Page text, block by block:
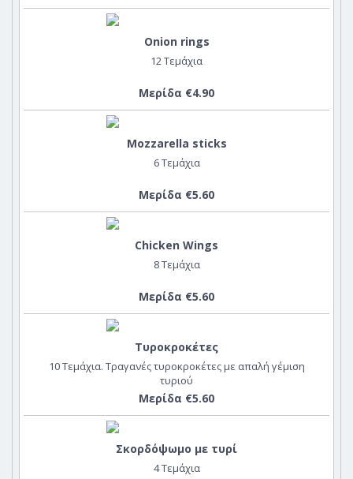
Onion rings
12 Τεμάχια
Μερίδα €4.90
Mozzarella sticks
6 Τεμάχια
Μερίδα €5.60
Chicken Wings
8 Τεμάχια
Μερίδα €5.60
Τυροκροκέτες
10 Τεμάχια. Τραγανές τυροκροκέτες με απαλή γέμιση
τυριού
Μερίδα €5.60
Σκορδόψωμο με τυρί
4 Τεμάχια